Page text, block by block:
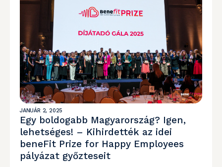
JANUÁR 2, 2025
Egy boldogabb Magyarország? Igen,
lehetséges! – Kihirdették az idei
beneFit Prize for Happy Employees
pályázat győzteseit